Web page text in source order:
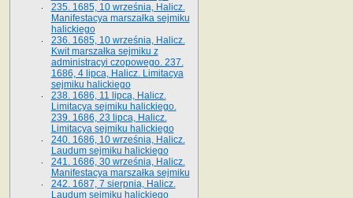
235. 1685, 10 września, Halicz.
Manifestacya marszałka sejmiku
halickiego
236. 1685, 10 września, Halicz.
Kwit marszałka sejmiku z
administracyi czopowego. 237.
1686, 4 lipca, Halicz. Limitacya
sejmiku halickiego
238. 1686, 11 lipca, Halicz.
Limitacya sejmiku halickiego.
239. 1686, 23 lipca, Halicz.
Limitacya sejmiku halickiego
240. 1686, 10 września, Halicz.
Laudum sejmiku halickiego
241. 1686, 30 września, Halicz.
Manifestacya marszałka sejmiku
242. 1687, 7 sierpnia, Halicz.
Laudum sejmiku halickiego